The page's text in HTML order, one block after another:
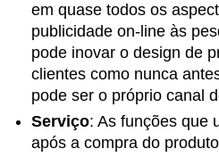
em quase todos os
publicidade on-line às
pode inovar o design de
clientes como nunca
pode ser o próprio canal
Serviço: As funções que
após a compra do